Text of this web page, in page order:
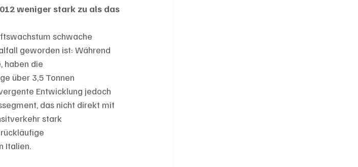
weniger stark zu als das
schwache
geworden ist: Während
haben die
über 3,5 Tonnen
Entwicklung jedoch
das nicht direkt mit
stark
Italien.